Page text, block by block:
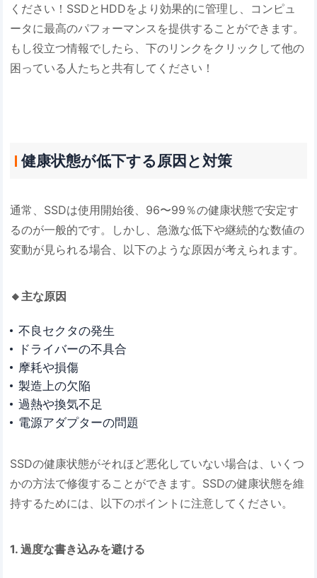
ください！SSDとHDDをより効果的に管理し、コンピュ
ータに最高のパフォーマンスを提供することができます。
もし役立つ情報でしたら、下のリンクをクリックして他の
困っている人たちと共有してください！
健康状態が低下する原因と対策
通常、SSDは使用開始後、96〜99％の健康状態で安定す
るのが一般的です。しかし、急激な低下や継続的な数値の
変動が見られる場合、以下のような原因が考えられます。
🔸主な原因
不良セクタの発生
ドライバーの不具合
摩耗や損傷
製造上の欠陥
過熱や換気不足
電源アダプターの問題
SSDの健康状態がそれほど悪化していない場合は、いくつ
かの方法で修復することができます。SSDの健康状態を維
持するためには、以下のポイントに注意してください。
1. 過度な書き込みを避ける